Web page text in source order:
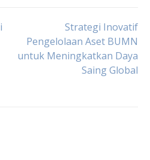
Strategi Inovatif
Pengelolaan Aset BUMN
untuk Meningkatkan Daya
Saing Global